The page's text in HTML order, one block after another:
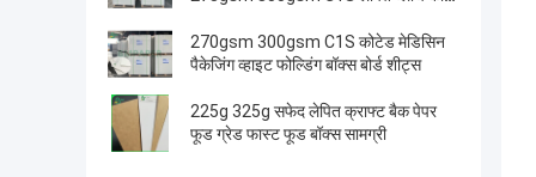
270gsm 300gsm C1S कोटेड मेडिसिन
पैकेजिंग व्हाइट फोल्डिंग बॉक्स बोर्ड शीट्स
225g 325g सफेद लेपित क्राफ्ट बैक पेपर
फूड ग्रेड फास्ट फूड बॉक्स सामग्री